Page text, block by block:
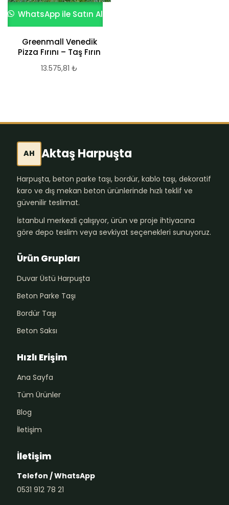
WhatsApp ile Satın Al
Greenmall Venedik
Pizza Fırını – Taş Fırın
13.575,81 ₺
AH Aktaş Harpuşta
Harpuşta, beton parke taşı, bordür, kablo taşı, dekoratif
karo ve dış mekan beton ürünlerinde hızlı teklif ve
güvenilir teslimat.
İstanbul merkezli çalışıyor, ürün ve proje ihtiyacına
göre depo teslim veya sevkiyat seçenekleri sunuyoruz.
Ürün Grupları
Duvar Üstü Harpuşta
Beton Parke Taşı
Bordür Taşı
Beton Saksı
Hızlı Erişim
Ana Sayfa
Tüm Ürünler
Blog
İletişim
İletişim
Telefon / WhatsApp
0531 912 78 21